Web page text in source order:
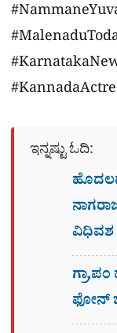
ಇನ್ನಷ್ಟು ಓದಿ:
ವಿಧಿವಶ
ಫೋನ್​